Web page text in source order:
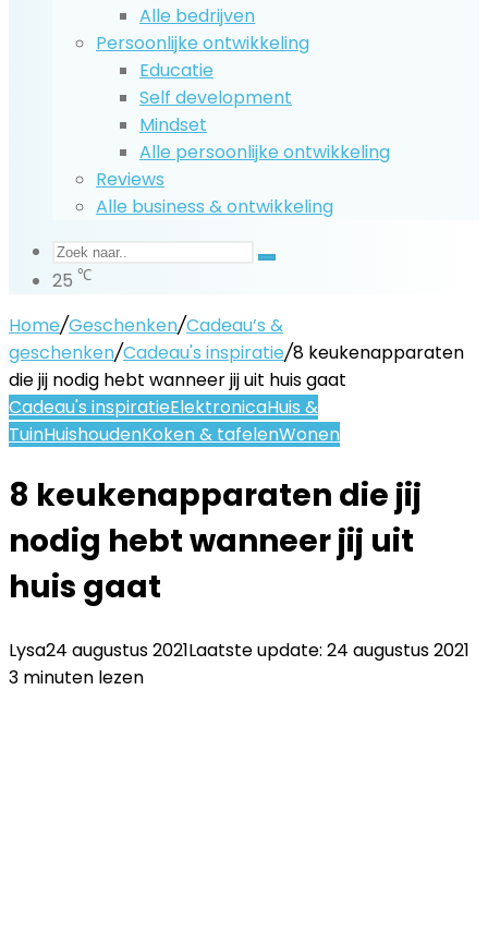
Alle bedrijven
Persoonlijke ontwikkeling
Educatie
Self development
Mindset
Alle persoonlijke ontwikkeling
Reviews
Alle business & ontwikkeling
Zoek
25 ℃
Home/Geschenken/Cadeau’s &
geschenken/Cadeau's inspiratie/8 keukenapparaten
die jij nodig hebt wanneer jij uit huis gaat
Cadeau's inspiratieElektronicaHuis &
TuinHuishoudenKoken & tafelenWonen
8 keukenapparaten die jij
nodig hebt wanneer jij uit
huis gaat
Lysa24 augustus 2021Laatste update: 24 augustus 2021
3 minuten lezen